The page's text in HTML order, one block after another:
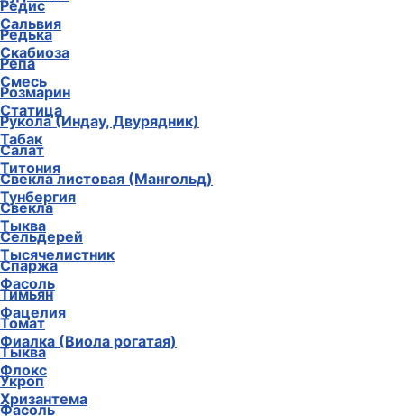
Сальвия
Скабиоза
Смесь
Статица
Табак
Титония
Тунбергия
Тыква
Тысячелистник
Фасоль
Фацелия
Фиалка (Виола рогатая)
Флокс
Хризантема
Редис
Редька
Репа
Розмарин
Рукола (Индау, Двурядник)
Салат
Свекла листовая (Мангольд)
Свекла
Сельдерей
Спаржа
Тимьян
Томат
Тыква
Укроп
Фасоль